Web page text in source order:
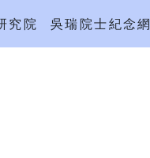
究院 吳瑞院士紀念網